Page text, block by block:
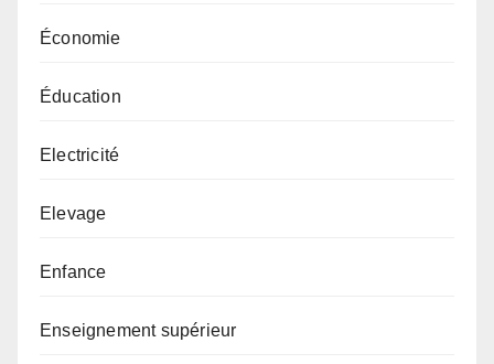
Économie
Éducation
Electricité
Elevage
Enfance
Enseignement supérieur